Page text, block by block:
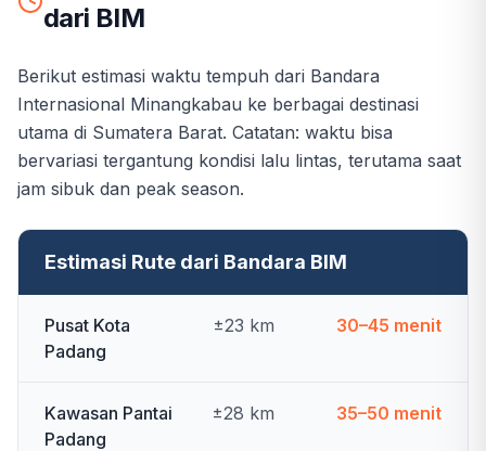
dari BIM
Berikut estimasi waktu tempuh dari Bandara
Internasional Minangkabau ke berbagai destinasi
utama di Sumatera Barat. Catatan: waktu bisa
bervariasi tergantung kondisi lalu lintas, terutama saat
jam sibuk dan peak season.
Estimasi Rute dari Bandara BIM
Pusat Kota
Padang
±23 km 30–45 menit
Kawasan Pantai
Padang
±28 km 35–50 menit